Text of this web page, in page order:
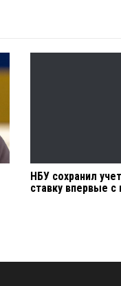
НБУ сохранил
ставку впервые с